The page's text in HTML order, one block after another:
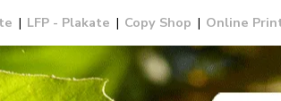
| LFP - Plakate | Copy Shop | Online